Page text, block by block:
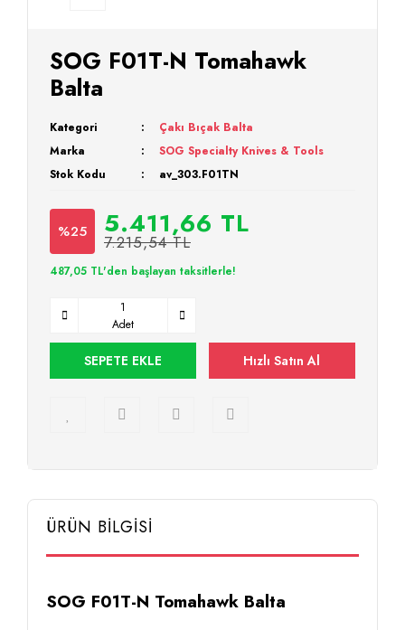
SOG F01T-N Tomahawk
Balta
Kategori
Çakı Bıçak Balta
Marka
SOG Specialty Knives & Tools
Stok Kodu
av_303.F01TN
%25 5.411,66 TL
7.215,54 TL
487,05 TL'den başlayan taksitlerle!
Adet
SEPETE EKLE Hızlı Satın Al
ÜRÜN BİLGİSİ
SOG F01T-N Tomahawk Balta